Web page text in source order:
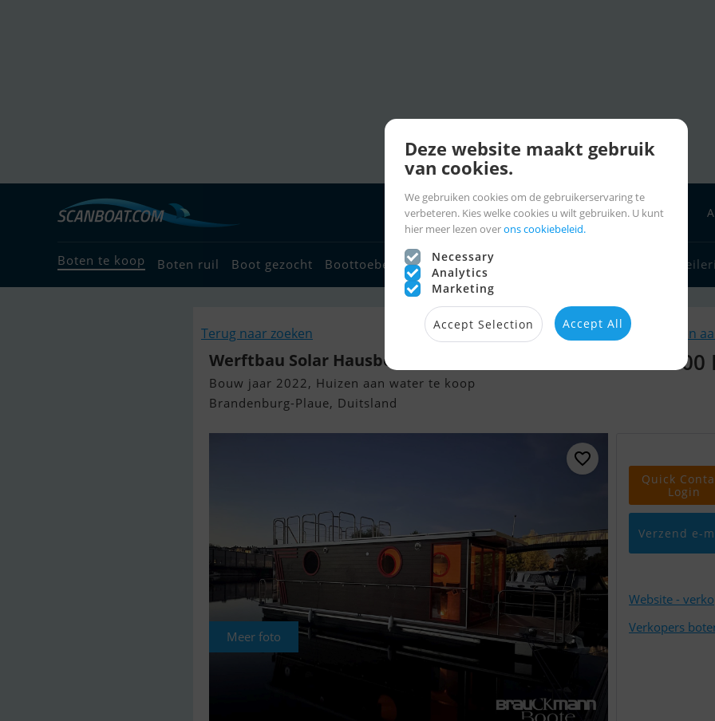
Boten te koop Boten ruil Boot gezocht Boottoebehoren Bootverkopers
Terug naar zoeken Soortgelijk Huizen
Werftbau Solar Hausboot 2022
Bouw jaar 2022, Huizen aan water te koop
Brandenburg-Plaue, Duitsland
Meer foto
Quick
Login
Verzend e-
Website -
Verkopers
Deze website maakt gebruik
van cookies.
We gebruiken cookies om de gebruikerservaring te
verbeteren. Kies welke cookies u wilt gebruiken. U kunt
hier meer lezen overons cookiebeleid.
Necessary
Analytics
Marketing
Accept Selection Accept All